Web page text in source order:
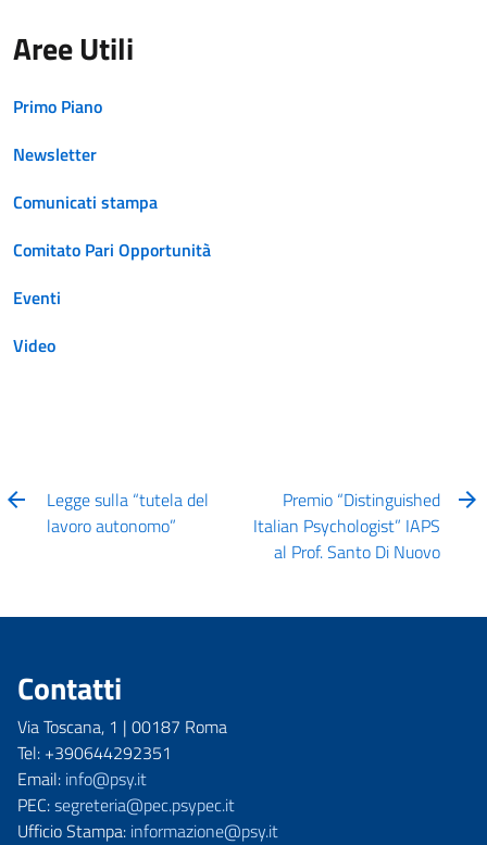
Aree Utili
Primo Piano
Newsletter
Comunicati stampa
Comitato Pari Opportunità
Eventi
Video
Legge sulla “tutela del
lavoro autonomo”
Premio “Distinguished
Italian Psychologist” IAPS
al Prof. Santo Di Nuovo
Contatti
Via Toscana, 1 | 00187 Roma
Tel: +390644292351
Email: info@psy.it
PEC:segreteria@pec.psypec.it
Ufficio Stampa: informazione@psy.it